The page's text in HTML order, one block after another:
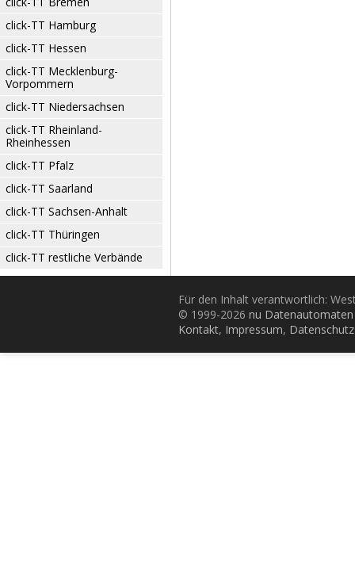
click-TT Hamburg
click-TT Hessen
click-TT Mecklenburg-
Vorpommern
click-TT Niedersachsen
click-TT Rheinland-
Rheinhessen
click-TT Pfalz
click-TT Saarland
click-TT Sachsen-Anhalt
click-TT Thüringen
click-TT restliche Verbände
Für den Inhalt verantwortlich:
© 1999-2026 nu
Kontakt, Impressum, Datenschutz